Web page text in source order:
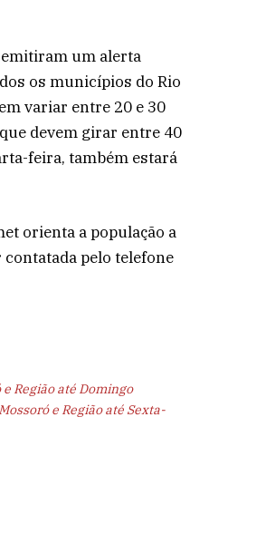
um alerta
os municípios do Rio
variar entre 20 e 30
devem girar entre 40
feira, também estará
orienta a população a
pelo telefone
Região até Domingo
e Região até Sexta-